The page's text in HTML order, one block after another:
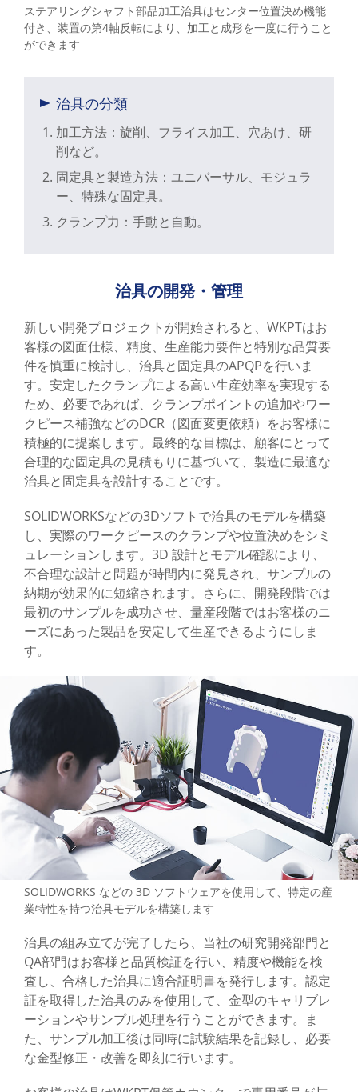
ステアリングシャフト部品加工治具はセンター位置決め機能
付き、装置の第4軸反転により、加工と成形を一度に行うこと
ができます
治具の分類
加工方法：旋削、フライス加工、穴あけ、研
削など。
固定具と製造方法：ユニバーサル、モジュラ
ー、特殊な固定具。
クランプ力：手動と自動。
治具の開発・管理
新しい開発プロジェクトが開始されると、WKPTはお
客様の図面仕様、精度、生産能力要件と特別な品質要
件を慎重に検討し、治具と固定具のAPQPを行いま
す。安定したクランプによる高い生産効率を実現する
ため、必要であれば、クランプポイントの追加やワー
クピース補強などのDCR（図面変更依頼）をお客様に
積極的に提案します。最終的な目標は、顧客にとって
合理的な固定具の見積もりに基づいて、製造に最適な
治具と固定具を設計することです。
SOLIDWORKSなどの3Dソフトで治具のモデルを構築
し、実際のワークピースのクランプや位置決めをシミ
ュレーションします。3D 設計とモデル確認により、
不合理な設計と問題が時間内に発見され、サンプルの
納期が効果的に短縮されます。さらに、開発段階では
最初のサンプルを成功させ、量産段階ではお客様のニ
ーズにあった製品を安定して生産できるようにしま
す。
SOLIDWORKS などの 3D ソフトウェアを使用して、特定の産
業特性を持つ治具モデルを構築します
治具の組み立てが完了したら、当社の研究開発部門と
QA部門はお客様と品質検証を行い、精度や機能を検
査し、合格した治具に適合証明書を発行します。認定
証を取得した治具のみを使用して、金型のキャリブレ
ーションやサンプル処理を行うことができます。ま
た、サンプル加工後は同時に試験結果を記録し、必要
な金型修正・改善を即刻に行います。